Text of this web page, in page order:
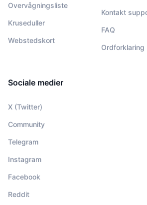
Overvågningsliste
Kruseduller
Webstedskort
Kontakt
FAQ
Ordforklaring
Sociale medier
X (Twitter)
Community
Telegram
Instagram
Facebook
Reddit